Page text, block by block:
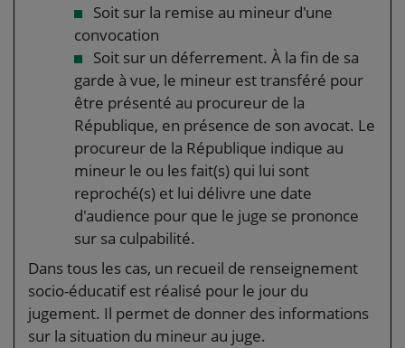
Soit sur la remise au mineur d'une
convocation
Soit sur un déferrement. À la fin de sa
garde à vue, le mineur est transféré pour
être présenté au procureur de la
République, en présence de son avocat. Le
procureur de la République indique au
mineur le ou les fait(s) qui lui sont
reproché(s) et lui délivre une date
d'audience pour que le juge se prononce
sur sa culpabilité.
Dans tous les cas, un recueil de renseignement
socio-éducatif est réalisé pour le jour du
jugement. Il permet de donner des informations
sur la situation du mineur au juge.